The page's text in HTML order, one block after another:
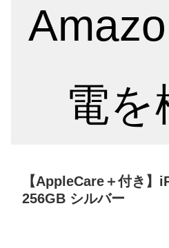
電を
【AppleCare＋付き】
256GB シルバー